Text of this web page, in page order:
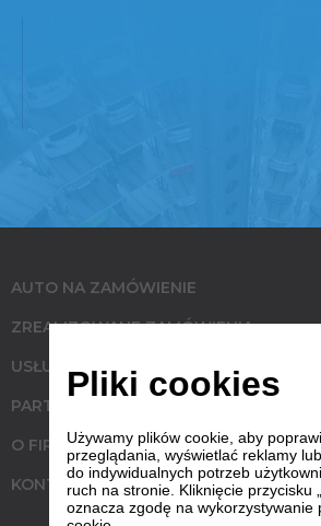
AUTO NA ZAMÓWIENIE
ZREALIZOWANE ZAMÓWIENIA
USŁUGI
PARTNERZY
O FIRMIE
KONTAKT
Pliki cookies
Używamy plików cookie, aby
przeglądania, wyświetlać reklamy
do indywidualnych potrzeb
ruch na stronie. Kliknięcie przycisku
oznacza zgodę na wykorzystywanie